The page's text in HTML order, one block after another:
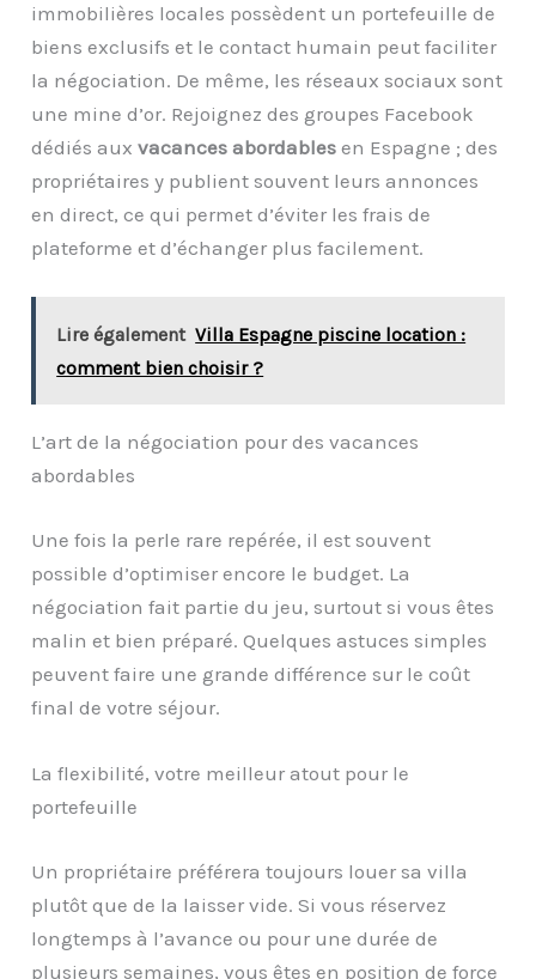
immobilières locales possèdent un portefeuille de
biens exclusifs et le contact humain peut faciliter
la négociation. De même, les réseaux sociaux sont
une mine d’or. Rejoignez des groupes Facebook
dédiés auxvacances abordables en Espagne ; des
propriétaires y publient souvent leurs annonces
en direct, ce qui permet d’éviter les frais de
plateforme et d’échanger plus facilement.
Lire également Villa Espagne piscine location :
comment bien choisir ?
L’art de la négociation pour des vacances
abordables
Une fois la perle rare repérée, il est souvent
possible d’optimiser encore le budget. La
négociation fait partie du jeu, surtout si vous êtes
malin et bien préparé. Quelques astuces simples
peuvent faire une grande différence sur le coût
final de votre séjour.
La flexibilité, votre meilleur atout pour le
portefeuille
Un propriétaire préférera toujours louer sa villa
plutôt que de la laisser vide. Si vous réservez
longtemps à l’avance ou pour une durée de
plusieurs semaines, vous êtes en position de force